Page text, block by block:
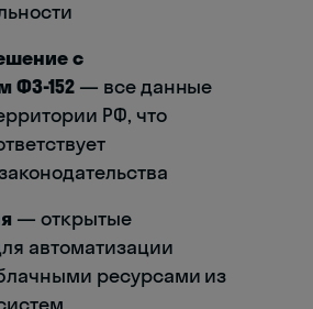
с
ФЗ-152 — все данные
РФ, что
— открытые
автоматизации
ресурсами из